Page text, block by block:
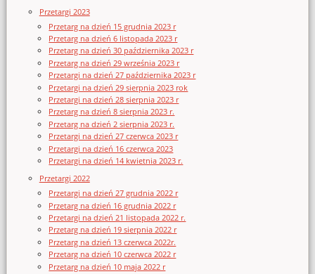
Przetargi 2023
Przetarg na dzień 15 grudnia 2023 r
Przetarg na dzień 6 listopada 2023 r
Przetarg na dzień 30 października 2023 r
Przetarg na dzień 29 września 2023 r
Przetargi na dzień 27 października 2023 r
Przetargi na dzień 29 sierpnia 2023 rok
Przetargi na dzień 28 sierpnia 2023 r
Przetarg na dzień 8 sierpnia 2023 r.
Przetarg na dzień 2 sierpnia 2023 r.
Przetargi na dzień 27 czerwca 2023 r
Przetargi na dzień 16 czerwca 2023
Przetargi na dzień 14 kwietnia 2023 r.
Przetargi 2022
Przetargi na dzień 27 grudnia 2022 r
Przetarg na dzień 16 grudnia 2022 r
Przetargi na dzień 21 listopada 2022 r.
Przetarg na dzień 19 sierpnia 2022 r
Przetarg na dzień 13 czerwca 2022r.
Przetarg na dzień 10 czerwca 2022 r
Przetarg na dzień 10 maja 2022 r